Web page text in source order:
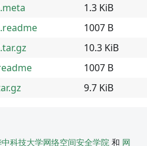
1.3 KiB
1007 B
10.3 KiB
1007 B
9.7 KiB
科技大学网络空间安全学院 和 网